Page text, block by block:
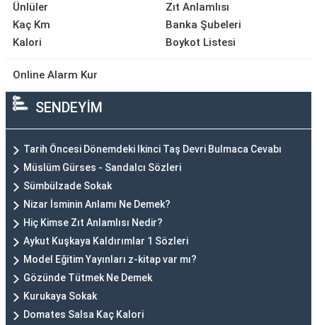
Ünlüler
Kaç Km
Kalori
Zıt Anlamlısı
Banka Şubeleri
Boykot Listesi
Online Alarm Kur
SENDEYİM
Tarih Öncesi Dönemdeki Ikinci Taş Devri Bulmaca Cevabı
Müslüm Gürses - Sandalcı Sözleri
Sümbülzade Sokak
Nizar İsminin Anlamı Ne Demek?
Hiç Kimse Zıt Anlamlısı Nedir?
Aykut Kuşkaya Kaldırımlar 1 Sözleri
Model Eğitim Yayınları z-kitap var mı?
Gözünde Tütmek Ne Demek
Kurukaya Sokak
Domates Salsa Kaç Kalori